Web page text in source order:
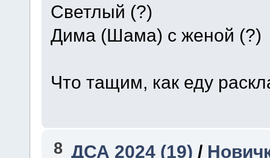
Светлый (?)
Дима (Шама) с женой (?)
Что тащим, как еду
8 ДСА 2024 (19) /